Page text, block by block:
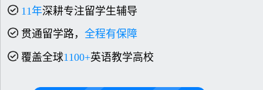
11年深耕专注留学生辅导
贯通留学路， 全程有保障
覆盖全球1100+英语教学高校